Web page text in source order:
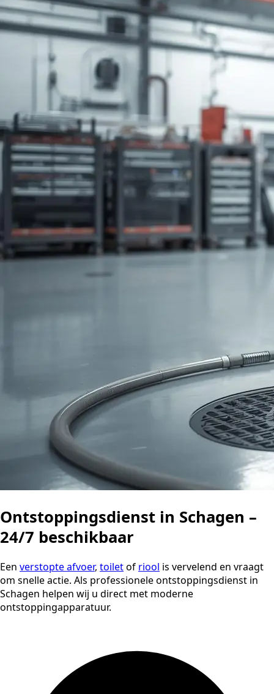
Ontstoppingsdienst in Schagen –
24/7 beschikbaar
Een verstopte afvoer, toiletof riool is vervelend en vraagt
om snelle actie. Als professionele ontstoppingsdienst in
Schagen helpen wij u direct met moderne
ontstoppingapparatuur.